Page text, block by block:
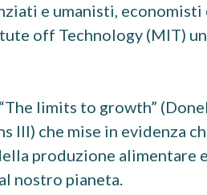
e umanisti, economisti
off Technology (MIT)
limits to growth”
III) che mise in evidenza
produzione alimentare
nostro pianeta.